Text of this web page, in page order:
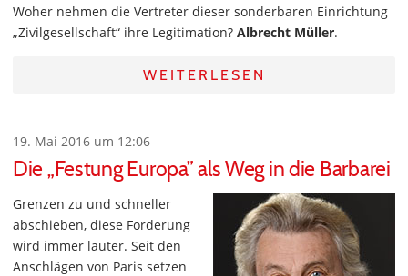
Woher nehmen die Vertreter dieser sonderbaren Einrichtung
„Zivilgesellschaft“ ihre Legitimation? Albrecht Müller.
WEITERLESEN
19. Mai 2016 um 12:06
Die „Festung Europa” als Weg in die Barbarei
Grenzen zu und schneller
abschieben, diese Forderung
wird immer lauter. Seit den
Anschlägen von Paris setzen